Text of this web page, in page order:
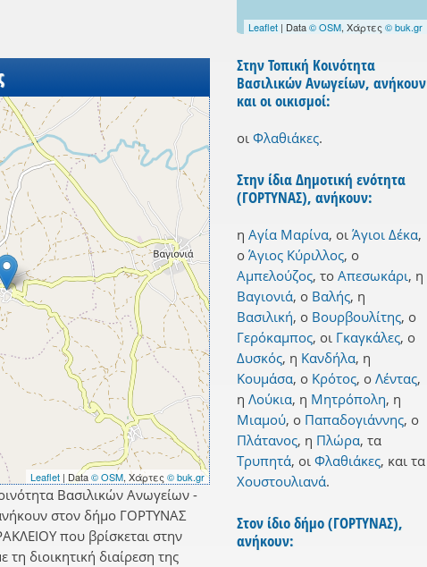
Leaflet | Data© OSM, Χάρτες © buk.gr
Βασιλικών Ανωγείων -
στον δήμο ΓΟΡΤΥΝΑΣ
που βρίσκεται στην
διοικητική διαίρεση της
Leaflet| Data© OSM, Χάρτες © buk.gr
Στην Τοπική Κοινότητα
Βασιλικών Ανωγείων, ανήκουν
και οι οικισμοί:
οι Φλαθιάκες.
Στην ίδια Δημοτική ενότητα
(ΓΟΡΤΥΝΑΣ), ανήκουν:
η Αγία Μαρίνα, οι Άγιοι Δέκα,
ο Άγιος Κύριλλος, ο
Αμπελούζος, το Απεσωκάρι, η
Βαγιονιά, ο Βαλής, η
Βασιλική, ο Βουρβουλίτης, ο
Γερόκαμπος, οι Γκαγκάλες, ο
Δυσκός, η Κανδήλα, η
Κουμάσα, ο Κρότος, ο Λέντας,
η Λούκια, η Μητρόπολη, η
Μιαμού, ο Παπαδογιάννης, ο
Πλάτανος, η Πλώρα, τα
Τρυπητά, οι Φλαθιάκες, και τα
Χουστουλιανά.
Στον ίδιο δήμο (ΓΟΡΤΥΝΑΣ),
ανήκουν: